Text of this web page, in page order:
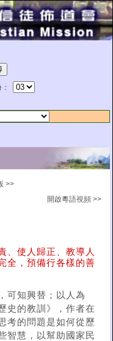
>>
開啟粵語視頻 >>
、使人歸正、教導人
全，預備行各樣的善
可知興替；以人為
史的教訓》，作者在
考的問題是如何從歷
智慧，以幫助國家民